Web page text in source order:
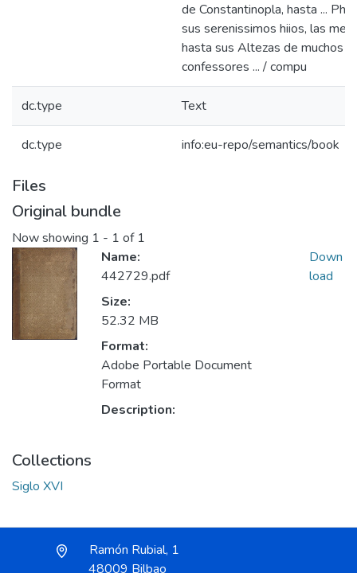
de Constantinopla, hasta ...
sus serenissimos hiios, las
hasta sus Altezas de muchos
confessores ... / compu
dc.type Text
dc.type info:eu-repo/semantics/book
Files
Original bundle
Now showing 1 - 1 of 1
Name:
442729.pdf
Size:
52.32 MB
Format:
Adobe Portable Document
Format
Description:
Down
load
Collections
Siglo XVI
Ramón Rubial, 1
48009 Bilbao